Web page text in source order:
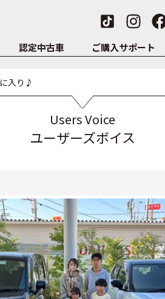
認定中古車 ご購入サポート
入り♪
Users Voice
ユーザーズボイス